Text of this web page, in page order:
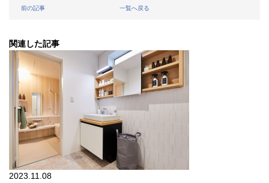
前の記事 一覧へ戻る
関連した記事
2023.11.08